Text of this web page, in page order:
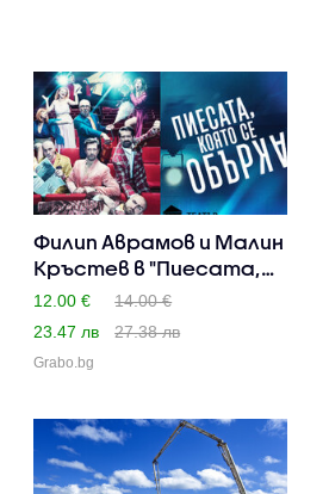
Филип Аврамов и Малин
Кръстев в "Пиесата,
ко..
12.00 €
14.00 €
23.47 лв
27.38 лв
Grabo.bg